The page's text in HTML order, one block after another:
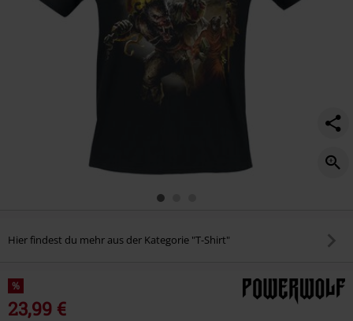
Hier findest du mehr aus der Kategorie "T-Shirt"
%
23,99 €